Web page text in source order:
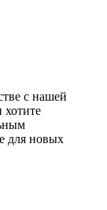
с нашей
для новых